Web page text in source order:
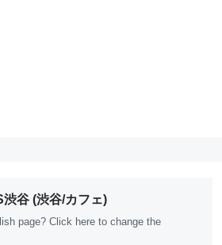
谷 (渋谷/カフェ)
page? Click here to change the